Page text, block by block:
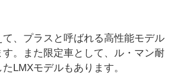
、プラスと呼ばれる高性能モデル
。また限定車として、ル・マン耐
LMXモデルもあります。